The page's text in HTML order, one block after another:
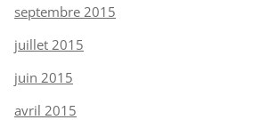
septembre 2015
juillet 2015
juin 2015
avril 2015